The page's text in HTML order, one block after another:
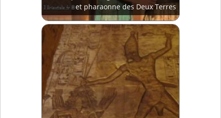
et pharaonne des Deux Terres